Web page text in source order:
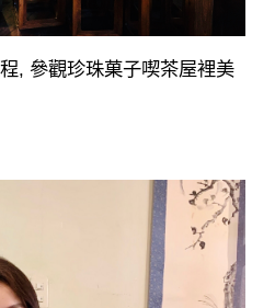
, 參觀珍珠菓子喫茶屋裡美